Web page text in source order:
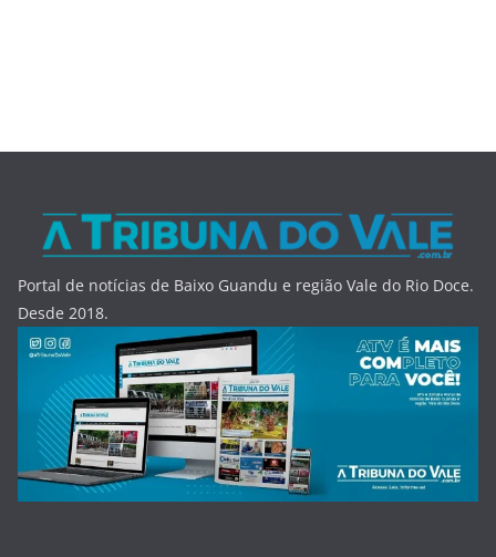
Portal de notícias de Baixo Guandu e região Vale do Rio Doce.
Desde 2018.